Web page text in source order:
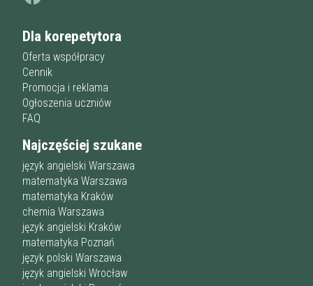
Dla korepetytora
Oferta współpracy
Cennik
Promocja i reklama
Ogłoszenia uczniów
FAQ
Najczęściej szukane
język angielski Warszawa
matematyka Warszawa
matematyka Kraków
chemia Warszawa
język angielski Kraków
matematyka Poznań
język polski Warszawa
język angielski Wrocław